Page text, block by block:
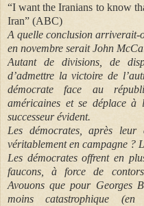
“I want the Iranians to know
Iran” (ABC)
A quelle conclusion arriverait-
en novembre serait John
Autant de divisions, de
d’admettre la victoire de
démocrate face au
américaines et se déplace à
successeur évident.
Les démocrates, après leur
véritablement en campagne ?
Les démocrates offrent en
faucons, à force de
Avouons que pour Georges
moins catastrophique